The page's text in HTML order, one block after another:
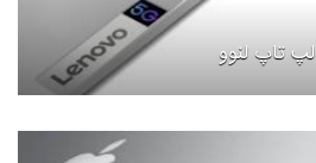
لپ تاپ لنوو